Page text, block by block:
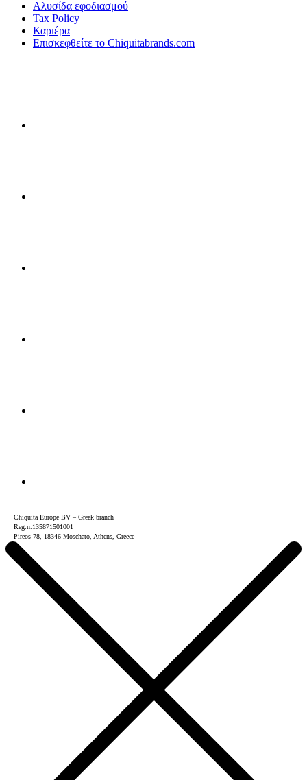
Αλυσίδα εφοδιασμού
Tax Policy
Καριέρα
Επισκεφθείτε το Chiquitabrands.com
Chiquita Europe BV – Greek branch
Reg.n.135871501001
Pireos 78, 18346 Moschato, Athens, Greece